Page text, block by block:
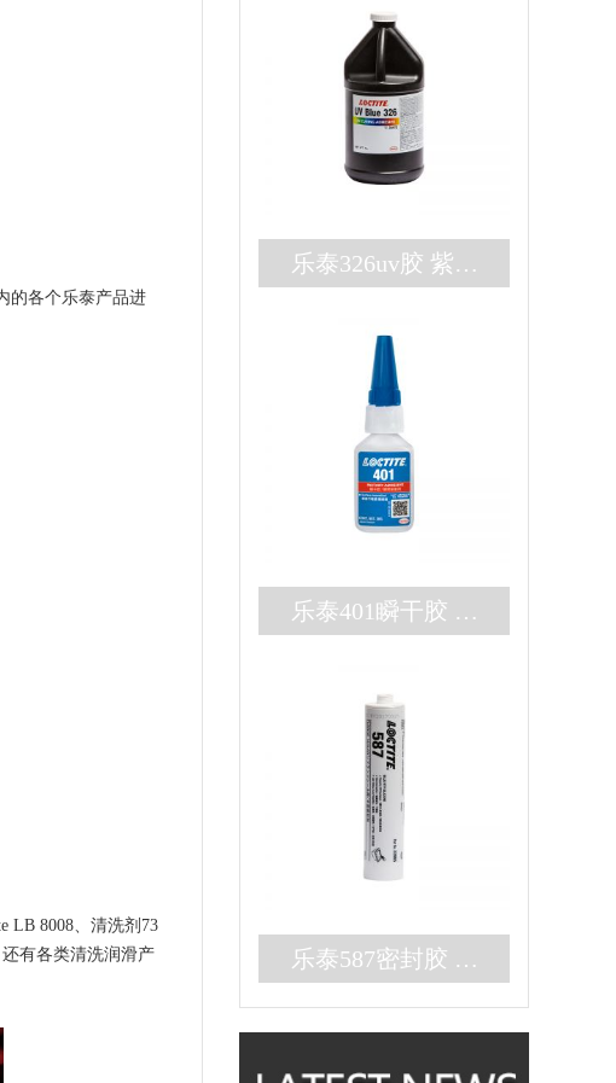
的各个乐泰产品进
LB 8008、清洗剂73
有各类清洗润滑产
乐泰326uv胶 紫外
6胶水 高强度结构
胶
乐泰401瞬干胶 无
干胶 百乐粘胶现货
秒发
乐泰587密封胶 高
强度大间隙RTV硅